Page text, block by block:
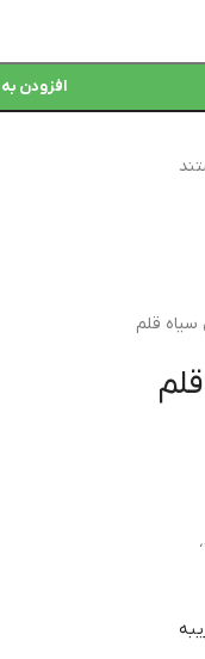
افزودن
قلم